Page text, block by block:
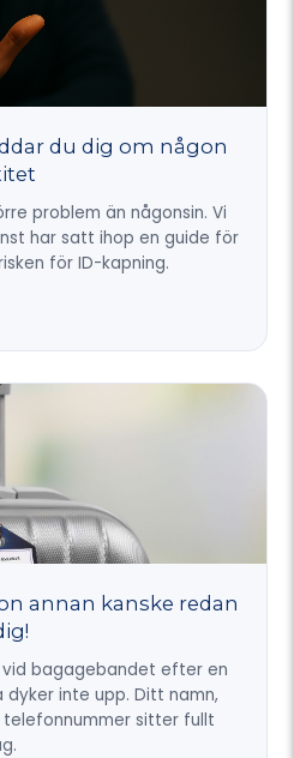
du dig om någon
problem än någonsin. Vi
har satt ihop en guide för
för ID-kapning.
annan kanske redan
bagagebandet efter en
dyker inte upp. Ditt namn,
sitter fullt